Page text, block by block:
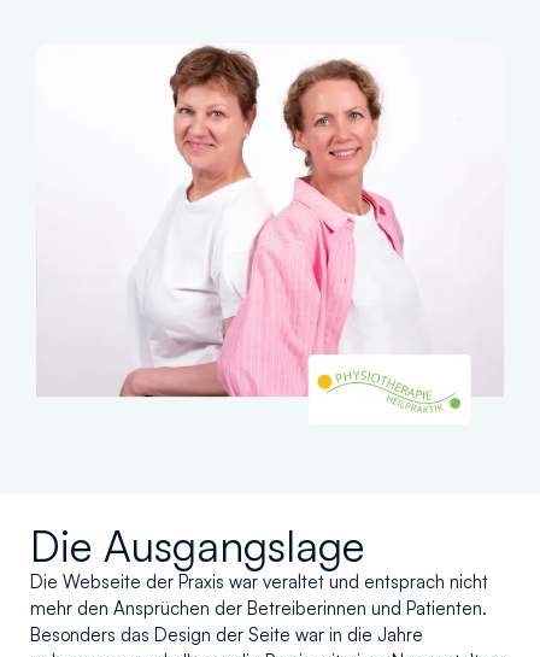
Die Ausgangslage
Die Webseite der Praxis war veraltet und entsprach nicht
mehr den Ansprüchen der Betreiberinnen und Patienten.
Besonders das Design der Seite war in die Jahre